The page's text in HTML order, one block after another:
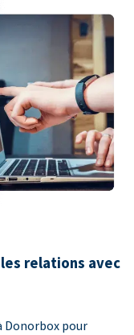
relations avec
Donorbox pour